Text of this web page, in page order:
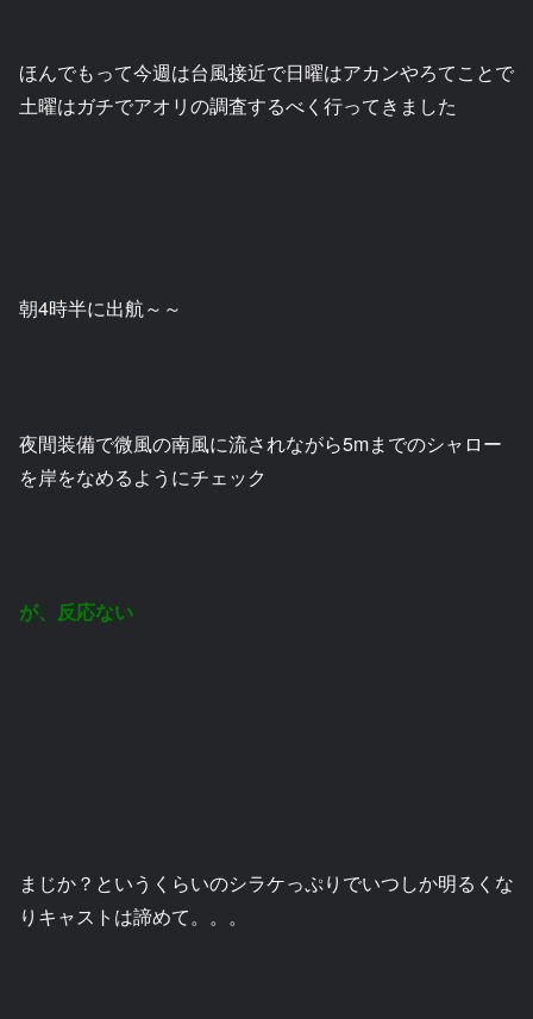
ほんでもって今週は台風接近で日曜はアカンやろてことで
土曜はガチでアオリの調査するべく行ってきました
朝4時半に出航～～
夜間装備で微風の南風に流されながら5mまでのシャロー
を岸をなめるようにチェック
が、反応ない
まじか？というくらいのシラケっぷりでいつしか明るくな
りキャストは諦めて。。。